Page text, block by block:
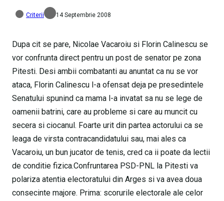
Criterii 14 Septembrie 2008
Dupa cit se pare, Nicolae Vacaroiu si Florin Calinescu se
vor confrunta direct pentru un post de senator pe zona
Pitesti. Desi ambii combatanti au anuntat ca nu se vor
ataca, Florin Calinescu l-a ofensat deja pe presedintele
Senatului spunind ca mama l-a invatat sa nu se lege de
oamenii batrini, care au probleme si care au muncit cu
secera si ciocanul. Foarte urit din partea actorului ca se
leaga de virsta contracandidatului sau, mai ales ca
Vacaroiu, un bun jucator de tenis, cred ca ii poate da lectii
de conditie fizica.Confruntarea PSD-PNL la Pitesti va
polariza atentia electoratului din Arges si va avea doua
consecinte majore. Prima: scorurile electorale ale celor